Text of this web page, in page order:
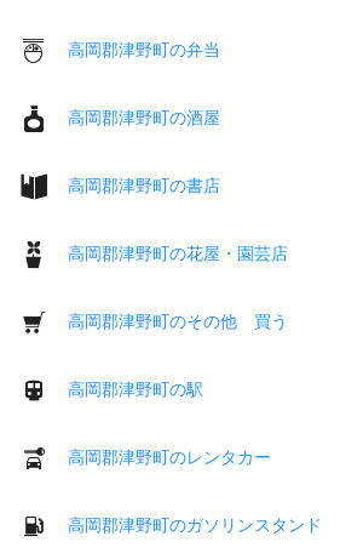
高岡郡津野町の弁当
高岡郡津野町の酒屋
高岡郡津野町の書店
高岡郡津野町の花屋・園芸店
高岡郡津野町のその他 買う
高岡郡津野町の駅
高岡郡津野町のレンタカー
高岡郡津野町のガソリンスタンド